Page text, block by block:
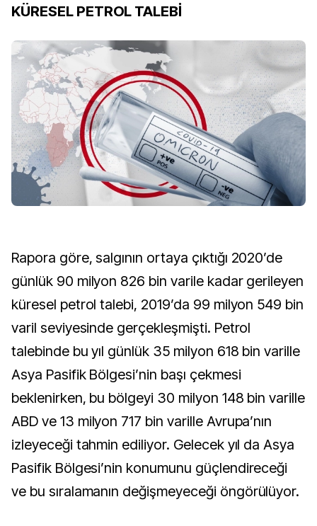
KÜRESEL PETROL TALEBİ
Rapora göre, salgının ortaya çıktığı 2020’de
günlük 90 milyon 826 bin varile kadar gerileyen
küresel petrol talebi, 2019’da 99 milyon 549 bin
varil seviyesinde gerçekleşmişti. Petrol
talebinde bu yıl günlük 35 milyon 618 bin varille
Asya Pasifik Bölgesi’nin başı çekmesi
beklenirken, bu bölgeyi 30 milyon 148 bin varille
ABD ve 13 milyon 717 bin varille Avrupa’nın
izleyeceği tahmin ediliyor. Gelecek yıl da Asya
Pasifik Bölgesi’nin konumunu güçlendireceği
ve bu sıralamanın değişmeyeceği öngörülüyor.